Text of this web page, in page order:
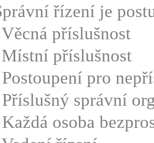
řízení je
příslušnost
příslušnost
pro
správní
osoba